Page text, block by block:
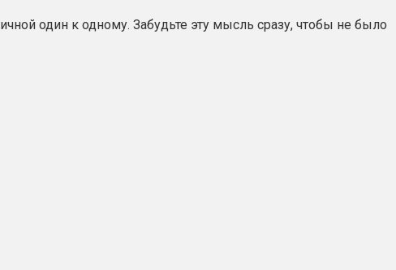
один к одному. Забудьте эту мысль сразу, чтобы не было